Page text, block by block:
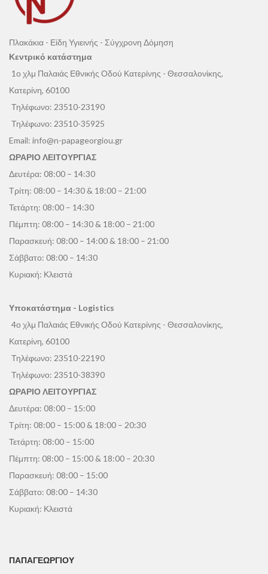
Πλακάκια - Είδη Υγιεινής - Σύγχρονη Δόμηση
Κεντρικό κατάστημα
1ο χλμ Παλαιάς Εθνικής Οδού Κατερίνης - Θεσσαλονίκης,
Κατερίνη, 60100
Τηλέφωνο: 23510-23190
Τηλέφωνο: 23510-35925
Email: info@n-papageorgiou.gr
ΩΡΑΡΙΟ ΛΕΙΤΟΥΡΓΙΑΣ
Δευτέρα: 08:00 – 14:30
Τρίτη: 08:00 – 14:30 & 18:00 – 21:00
Τετάρτη: 08:00 – 14:30
Πέμπτη: 08:00 – 14:30 & 18:00 – 21:00
Παρασκευή: 08:00 – 14:00 & 18:00 – 21:00
Σάββατο: 08:00 – 14:30
Κυριακή: Κλειστά
Υποκατάστημα - Logistics
4ο χλμ Παλαιάς Εθνικής Οδού Κατερίνης - Θεσσαλονίκης,
Κατερίνη, 60100
Τηλέφωνο: 23510-22190
Τηλέφωνο: 23510-38390
ΩΡΑΡΙΟ ΛΕΙΤΟΥΡΓΙΑΣ
Δευτέρα: 08:00 – 15:00
Τρίτη: 08:00 – 15:00 & 18:00 – 20:30
Τετάρτη: 08:00 – 15:00
Πέμπτη: 08:00 – 15:00 & 18:00 – 20:30
Παρασκευή: 08:00 – 15:00
Σάββατο: 08:00 – 14:30
Κυριακή: Κλειστά
ΠΑΠΑΓΕΩΡΓΊΟΥ